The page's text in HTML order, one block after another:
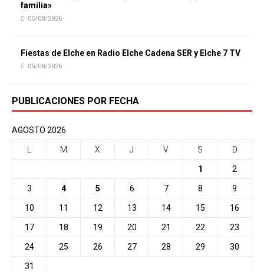
familia»
05/08/2026
Fiestas de Elche en Radio Elche Cadena SER y Elche 7 TV
05/08/2026
PUBLICACIONES POR FECHA
AGOSTO 2026
M X J V S D
1 2
3 4 5 6 7 8 9
10 11 12 13 14 15 16
17 18 19 20 21 22 23
24 25 26 27 28 29 30
31